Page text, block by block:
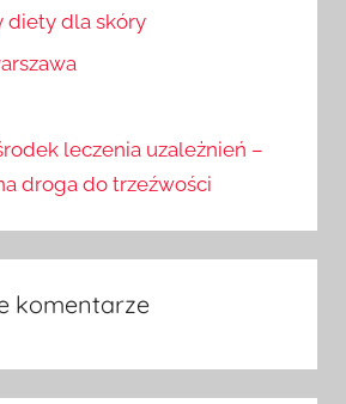
diety dla skóry
leczenia uzależnień –
droga do trzeźwości
komentarze